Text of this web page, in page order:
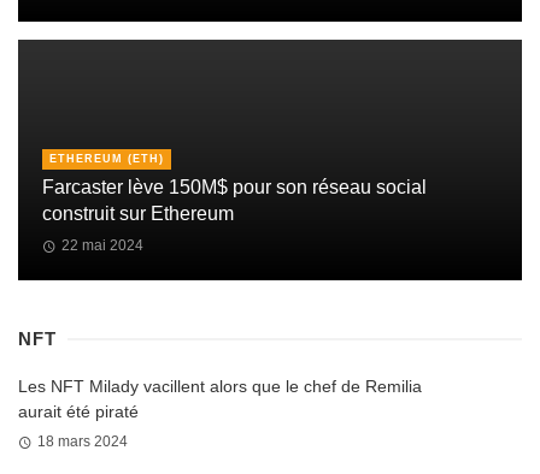
ETHEREUM (ETH)
Farcaster lève 150M$ pour son réseau social
construit sur Ethereum
22 mai 2024
NFT
Les NFT Milady vacillent alors que le chef de Remilia
aurait été piraté
18 mars 2024